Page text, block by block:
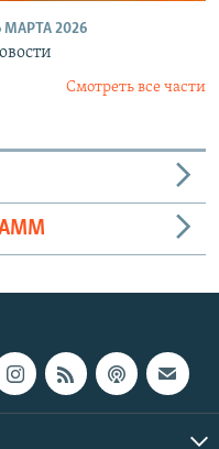
МАРТА 2026
Смотреть все части